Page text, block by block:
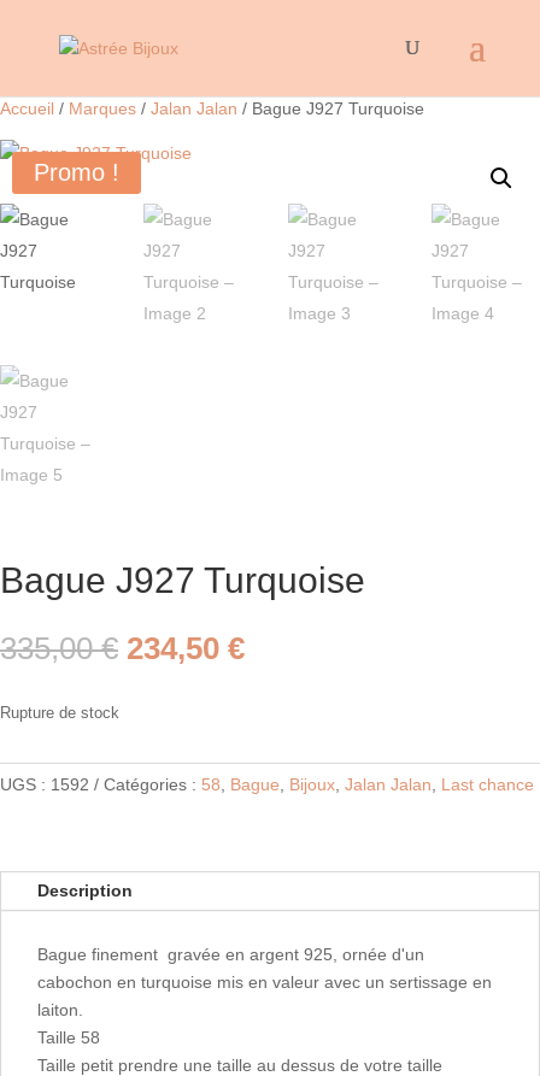
Accueil / Marques / Jalan Jalan / Bague J927 Turquoise
Promo !
Bague J927 Turquoise
335,00€ Le
335,00 €.
234,50 €Le
234,50 €.
Rupture de stock
UGS : 1592 Catégories : 58 Bague Bijoux Jalan Jalan Last chance
Description
Bague finement gravée en argent 925, ornée d'un
cabochon en turquoise mis en valeur avec un sertissage en
laiton.
Taille 58
Taille petit prendre une taille au dessus de votre taille